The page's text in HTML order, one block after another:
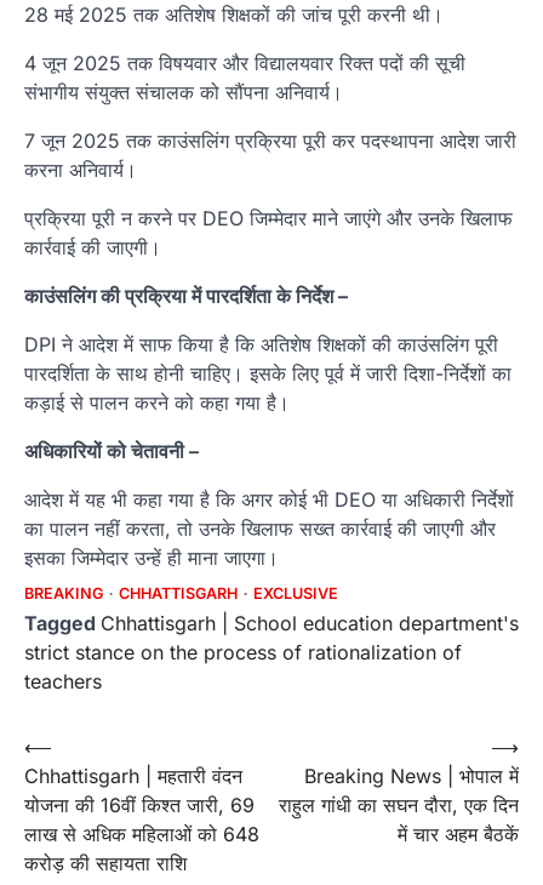
28 मई 2025 तक अतिशेष शिक्षकों की जांच पूरी करनी थी।
4 जून 2025 तक विषयवार और विद्यालयवार रिक्त पदों की सूची
संभागीय संयुक्त संचालक को सौंपना अनिवार्य।
7 जून 2025 तक काउंसलिंग प्रक्रिया पूरी कर पदस्थापना आदेश जारी
करना अनिवार्य।
प्रक्रिया पूरी न करने पर DEO जिम्मेदार माने जाएंगे और उनके खिलाफ
कार्रवाई की जाएगी।
काउंसलिंग की प्रक्रिया में पारदर्शिता के निर्देश –
DPI ने आदेश में साफ किया है कि अतिशेष शिक्षकों की काउंसलिंग पूरी
पारदर्शिता के साथ होनी चाहिए। इसके लिए पूर्व में जारी दिशा-निर्देशों का
कड़ाई से पालन करने को कहा गया है।
अधिकारियों को चेतावनी –
आदेश में यह भी कहा गया है कि अगर कोई भी DEO या अधिकारी निर्देशों
का पालन नहीं करता, तो उनके खिलाफ सख्त कार्रवाई की जाएगी और
इसका जिम्मेदार उन्हें ही माना जाएगा।
BREAKING CHHATTISGARH EXCLUSIVE
Tagged Chhattisgarh | School education department's
strict stance on the process of rationalization of
teachers
Post
navigation
⟵
Chhattisgarh | महतारी वंदन
योजना की 16वीं किश्त जारी, 69
लाख से अधिक महिलाओं को 648
करोड़ की सहायता राशि
Breaking News | भोपाल में
राहुल गांधी का सघन दौरा, एक दिन
में चार अहम बैठकें
⟶